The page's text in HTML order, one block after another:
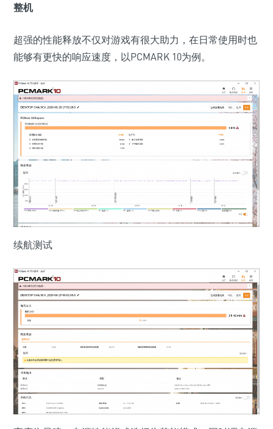
整机
超强的性能释放不仅对游戏有很大助力，在日常使用时也
能够有更快的响应速度，以PCMARK 10为例。
续航测试